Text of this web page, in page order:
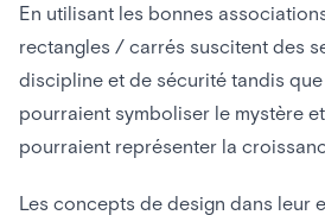
En utilisant les bonnes
rectangles / carrés suscitent des
discipline et de sécurité tandis
pourraient symboliser le mystère
pourraient représenter la
Les concepts de design dans leur